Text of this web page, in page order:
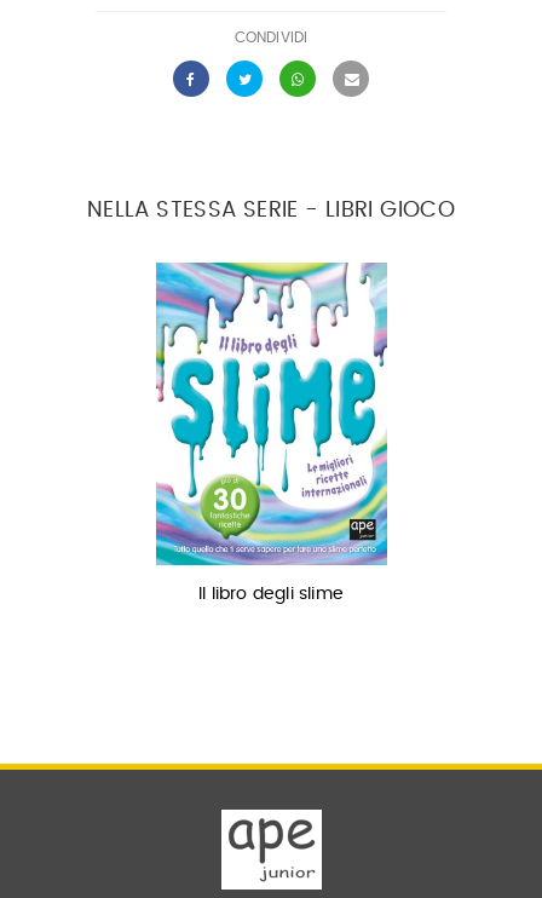
CONDIVIDI
NELLA STESSA SERIE - LIBRI GIOCO
Il libro degli slime